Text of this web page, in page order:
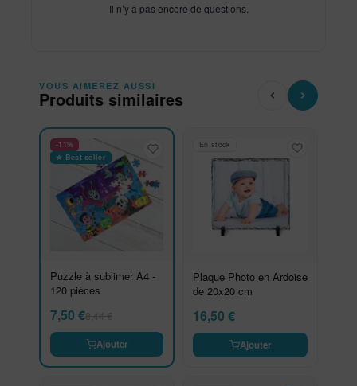
Il n’y a pas encore de questions.
VOUS AIMEREZ AUSSI
Produits similaires
-11%
★ Best-seller
Puzzle à sublimer A4 -
120 pièces
7,50 €
Ajouter
En stock
Plaque Photo en Ardoise
de 20x20 cm
16,50 €
Ajouter